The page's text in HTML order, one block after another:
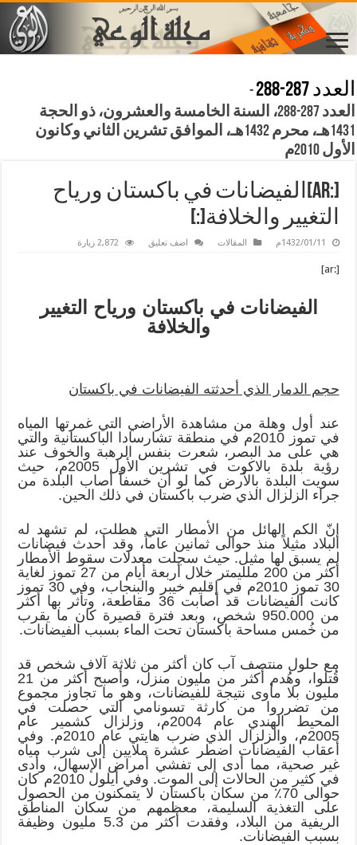
العدد 287-288
-
العدد 287-288، السنة الخامسة والعشرون، ذو الحجة
1431هـ، محرم 1432هـ، الموافق تشرين الثاني وكانون
الأول 2010م
[:ar]الفيضانات في باكستان ورياح
التغيير والخلافة[:]
1432/01/11م المقالات اضف تعليق 2,872 زيارة
[:ar]
الفيضانات في باكستان ورياح التغيير
والخلافة
حجم الدمار الذي أحدثته الفيضانات في باكستان
عند أول وهلة من مشاهدة الأراضي التي غمرتها المياه
في تموز 2010م في منطقة تشارسادا الباكستانية والتي
هي على مد البصر، شعرت بنفس الرهبة والخوف عند
رؤية بلدة بالاكوت في تشرين الأول 2005م، حيث
سويت البلدة بالأرض كما لو أن خسفاً أصاب البلدة من
جراء الزلزال الذي ضرب باكستان في ذلك الحين.
إنّ الكم الهائل من الأمطار التي هطلت، لم تشهد له
البلاد مثيلاً منذ حوالى ثمانين عاماً، وقد أحدث فيضانات
لم يسبق لها مثيل. حيث سجلت معدلات سقوط الأمطار
أكثر من 200 ملليمتر خلال أربعة أيام من 27 تموز لغاية
30 تموز 2010م في إقليم خيبر والبنجاب، وفي 30 تموز
كانت الفيضانات قد أصابت 36 مقاطعة، وتأثر بها أكثر
من 950.000 شخص، وبعد فترة قصيرة كان ما يقرب
من خُمس مساحة باكستان تحت الماء بسبب الفيضانات.
مع حلول منتصف آب كان أكثر من ثلاثة آلاف شخص قد
قُتلوا، وهُدم أكثر من مليون منزل، وأصبح أكثر من 21
مليون بلا مأوى نتيجة للفيضانات، وهو ما تجاوز مجموع
من تضرروا من كارثة تسونامي التي حصلت في
المحيط الهندي عام 2004م، وزلزال كشمير عام
2005م، والزلزال الذي ضرب هايتي عام 2010م. وفي
أعقاب الفيضانات اضطر عشرة ملايين إلى شرب مياه
غير صحية، مما أدى إلى تفشي أمراض الإسهال، وأدى
في كثير من الحالات إلى الموت. وفي أيلول 2010م كان
حوالى 70٪ من سكان باكستان لا يتمكنون من الحصول
على التغذية السليمة، معظمهم من سكان المناطق
الريفية من البلاد، وفقدت أكثر من 5.3 مليون وظيفة
بسبب الفيضانات.